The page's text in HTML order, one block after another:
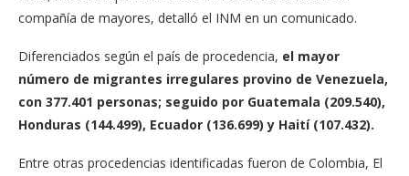
compañía de mayores, detalló el INM en un comunicado.
Diferenciados según el país de procedencia, el mayor
número de migrantes irregulares provino de Venezuela,
con 377.401 personas; seguido por Guatemala (209.540),
Honduras (144.499), Ecuador (136.699) y Haití (107.432).
Entre otras procedencias identificadas fueron de Colombia, El